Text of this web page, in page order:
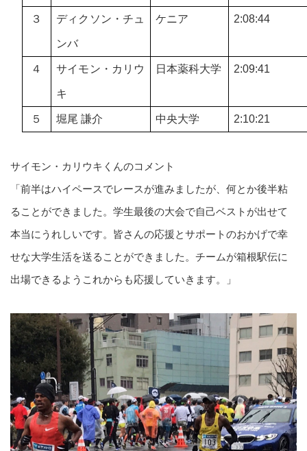
３ ディクソン・チュ
ンバ
ケニア 2:08:44
４ サイモン・カリウ
キ
日本薬科大学 2:09:41
５ 堀尾 謙介 中央大学 2:10:21
サイモン・カリウキくんのコメント
「前半はハイペースでレースが進みましたが、何とか後半粘
ることができました。学生最後の大会で自己ベストが出せて
本当にうれしいです。皆さんの応援とサポートのおかげで幸
せな大学生活を送ることができました。チームが箱根駅伝に
出場できるようこれからも応援していきます。」